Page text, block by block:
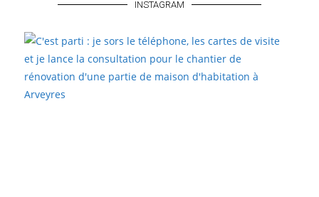
INSTAGRAM